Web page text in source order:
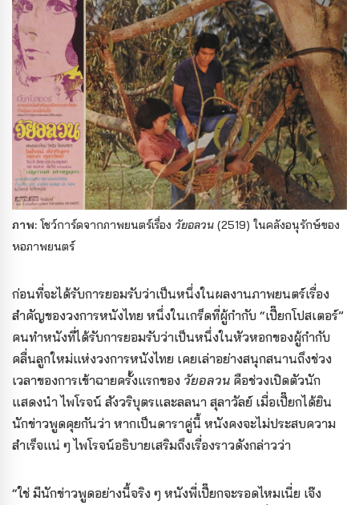
ภาพ: โชว์การ์ดจากภาพยนตร์เรื่อง วัยอลวน (2519) ในคลังอนุรักษ์ของ
หอภาพยนตร์
ก่อนที่จะได้รับการยอมรับว่าเป็นหนึ่งในผลงานภาพยนตร์เรื่อง
สำคัญของวงการหนังไทย หนึ่งในเกร็ดที่ผู้กำกับ “เปี๊ยกโปสเตอร์”
คนทำหนังที่ได้รับการยอมรับว่าเป็นหนึ่งในหัวหอกของผู้กำกับ
คลื่นลูกใหม่แห่งวงการหนังไทย เคยเล่าอย่างสนุกสนานถึงช่วง
เวลาของการเข้าฉายครั้งแรกของ วัยอลวน คือช่วงเปิดตัวนัก
แสดงนำ ไพโรจน์ สังวริบุตรและลลนา สุลาวัลย์ เมื่อเปี๊ยกได้ยิน
นักข่าวพูดคุยกันว่า หากเป็นดาราคู่นี้ หนังคงจะไม่ประสบความ
สำเร็จแน่ ๆ ไพโรจน์อธิบายเสริมถึงเรื่องราวดังกล่าวว่า
“ใช่ มีนักข่าวพูดอย่างนี้จริง ๆ หนังพี่เปี๊ยกจะรอดไหมเนี่ย เจ๊ง